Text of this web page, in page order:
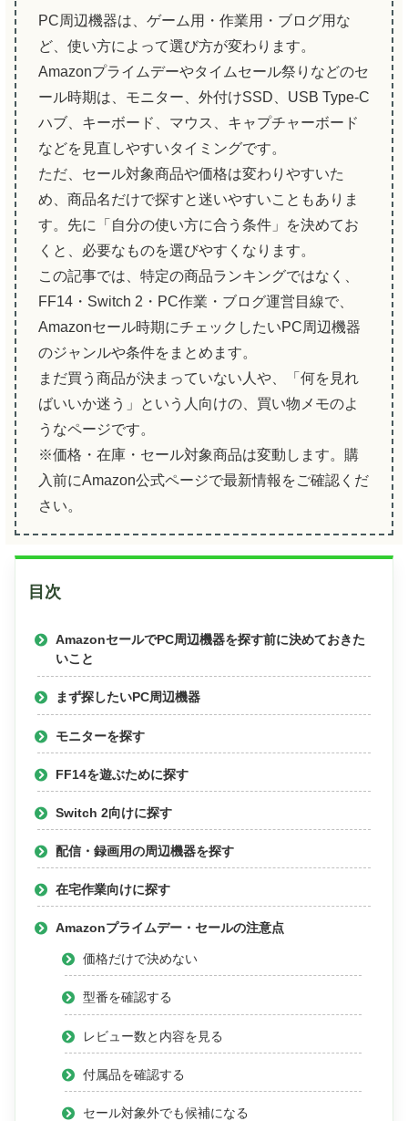
PC周辺機器は、ゲーム用・作業用・ブログ用な
ど、使い方によって選び方が変わります。
Amazonプライムデーやタイムセール祭りなどのセ
ール時期は、モニター、外付けSSD、USB Type-C
ハブ、キーボード、マウス、キャプチャーボード
などを見直しやすいタイミングです。
ただ、セール対象商品や価格は変わりやすいた
め、商品名だけで探すと迷いやすいこともありま
す。先に「自分の使い方に合う条件」を決めてお
くと、必要なものを選びやすくなります。
この記事では、特定の商品ランキングではなく、
FF14・Switch 2・PC作業・ブログ運営目線で、
Amazonセール時期にチェックしたいPC周辺機器
のジャンルや条件をまとめます。
まだ買う商品が決まっていない人や、「何を見れ
ばいいか迷う」という人向けの、買い物メモのよ
うなページです。
※価格・在庫・セール対象商品は変動します。購
入前にAmazon公式ページで最新情報をご確認くだ
さい。
目次
AmazonセールでPC周辺機器を探す前に決めておきた
いこと
まず探したいPC周辺機器
モニターを探す
FF14を遊ぶために探す
Switch 2向けに探す
配信・録画用の周辺機器を探す
在宅作業向けに探す
Amazonプライムデー・セールの注意点
価格だけで決めない
型番を確認する
レビュー数と内容を見る
付属品を確認する
セール対象外でも候補になる